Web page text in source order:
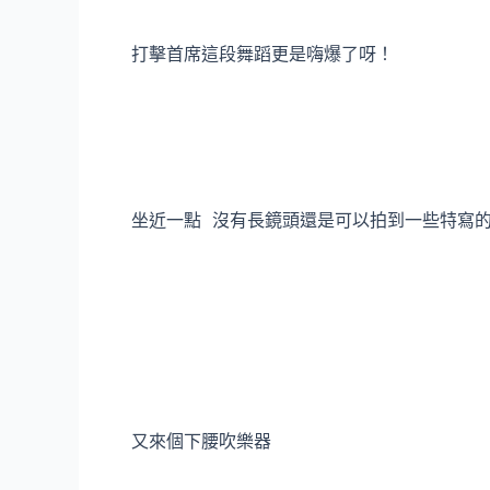
打擊首席這段舞蹈更是嗨爆了呀！
坐近一點 沒有長鏡頭還是可以拍到一些特寫
又來個下腰吹樂器